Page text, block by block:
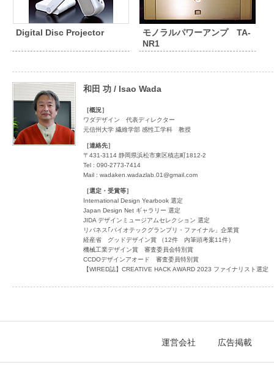
Digital Disc Projector
モノラルパワーアンプ TA-
NR1
和田 功 / Isao Wada
［概況］
ワダデザイン 代表ディレクター
元信州大学 繊維学部 感性工学科 教授
［連絡先］
〒431-3114 静岡県浜松市東区積志町1812-2
Tel : 090-2773-7414
Mail : wadaken.wadazlab.01@gmail.com
［選定・受賞等］
International Design Yearbook 選定
Japan Design Net ギャラリー 選定
JIDA デザインミュージアムセレクション 選定
リバネス｢バイオテックグランプリ・ファイナル」企業賞
経産省 グッドデザイン賞 （12件 内筆頭考案11件）
機械工業デザイン賞 審査委員会特別賞
CCDOデザインアオード 審査委員特別賞
【WIRED誌】CREATIVE HACK AWARD 2023 ファイナリスト選定
運営会社 広告掲載